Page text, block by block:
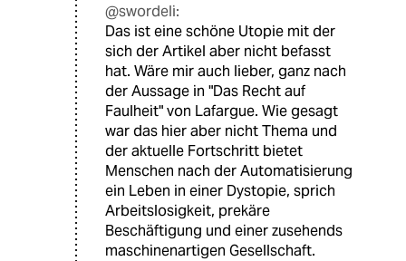
@swordeli:
Das ist eine schöne Utopie mit der
sich der Artikel aber nicht befasst
hat. Wäre mir auch lieber, ganz nach
der Aussage in "Das Recht auf
Faulheit" von Lafargue. Wie gesagt
war das hier aber nicht Thema und
der aktuelle Fortschritt bietet
Menschen nach der Automatisierung
ein Leben in einer Dystopie, sprich
Arbeitslosigkeit, prekäre
Beschäftigung und einer zusehends
maschinenartigen Gesellschaft.